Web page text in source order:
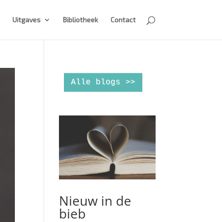
Uitgaves Bibliotheek Contact
Alle blogs >>
Nieuw in de
bieb